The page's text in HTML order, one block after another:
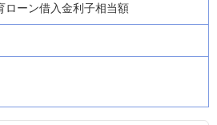
ローン借入金利子相当額